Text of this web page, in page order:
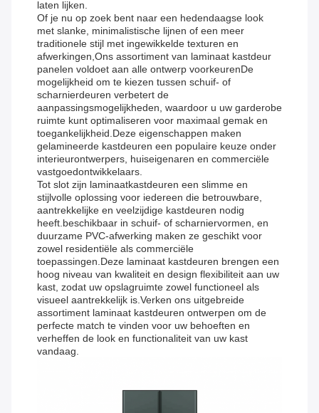
laten lijken.
Of je nu op zoek bent naar een hedendaagse look
met slanke, minimalistische lijnen of een meer
traditionele stijl met ingewikkelde texturen en
afwerkingen,Ons assortiment van laminaat kastdeur
panelen voldoet aan alle ontwerp voorkeurenDe
mogelijkheid om te kiezen tussen schuif- of
scharnierdeuren verbetert de
aanpassingsmogelijkheden, waardoor u uw garderobe
ruimte kunt optimaliseren voor maximaal gemak en
toegankelijkheid.Deze eigenschappen maken
gelamineerde kastdeuren een populaire keuze onder
interieurontwerpers, huiseigenaren en commerciële
vastgoedontwikkelaars.
Tot slot zijn laminaatkastdeuren een slimme en
stijlvolle oplossing voor iedereen die betrouwbare,
aantrekkelijke en veelzijdige kastdeuren nodig
heeft.beschikbaar in schuif- of scharniervormen, en
duurzame PVC-afwerking maken ze geschikt voor
zowel residentiële als commerciële
toepassingen.Deze laminaat kastdeuren brengen een
hoog niveau van kwaliteit en design flexibiliteit aan uw
kast, zodat uw opslagruimte zowel functioneel als
visueel aantrekkelijk is.Verken ons uitgebreide
assortiment laminaat kastdeuren ontwerpen om de
perfecte match te vinden voor uw behoeften en
verheffen de look en functionaliteit van uw kast
vandaag.